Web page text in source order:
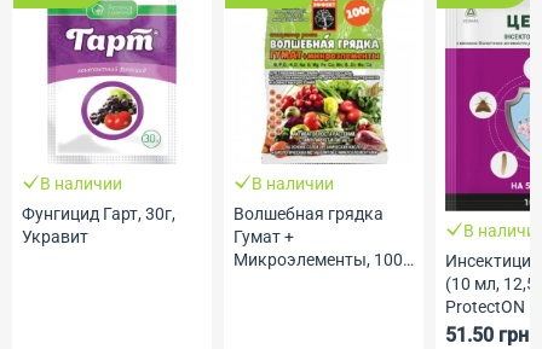
В наличии
Фунгицид Гарт, 30г,
Укравит
В наличии
Волшебная грядка
Гумат +
Микроэлементы, 100
В
(10 мл, 12,5
ProtectON
51.50 грн